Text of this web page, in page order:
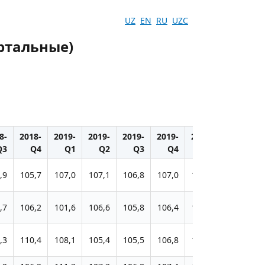
UZ EN RU UZC
2018-
Q4
2019-
Q1
2019-
Q2
2019-
Q3
2019-
Q4
2020-
105,7 107,0 107,1 106,8 107,0 104,8
106,2 101,6 106,6 105,8 106,4 103,5
110,4 108,1 105,4 105,5 106,8 105,2